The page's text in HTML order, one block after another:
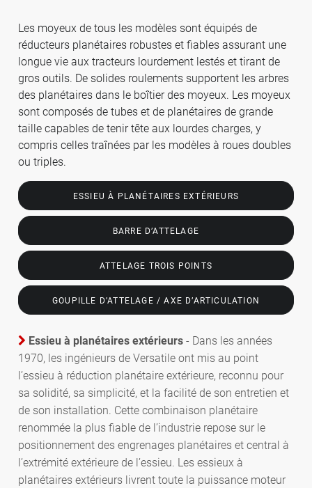
Les moyeux de tous les modèles sont équipés de
réducteurs planétaires robustes et fiables assurant une
longue vie aux tracteurs lourdement lestés et tirant de
gros outils. De solides roulements supportent les arbres
des planétaires dans le boîtier des moyeux. Les moyeux
sont composés de tubes et de planétaires de grande
taille capables de tenir tête aux lourdes charges, y
compris celles traînées par les modèles à roues doubles
ou triples.
ESSIEU À PLANÉTAIRES EXTÉRIEURS
BARRE D’ATTELAGE
ATTELAGE TROIS POINTS
GOUPILLE D’ATTELAGE / AXE D’ARTICULATION
Essieu à planétaires extérieurs- Dans les années
1970, les ingénieurs de Versatile ont mis au point
l’essieu à réduction planétaire extérieure, reconnu pour
sa solidité, sa simplicité, et la facilité de son entretien et
de son installation. Cette combinaison planétaire
renommée la plus fiable de l’industrie repose sur le
positionnement des engrenages planétaires et central à
l’extrémité extérieure de l’essieu. Les essieux à
planétaires extérieurs livrent toute la puissance moteur